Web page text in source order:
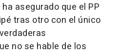
asegurado que el PP
tras otro con el único
no se hable de los